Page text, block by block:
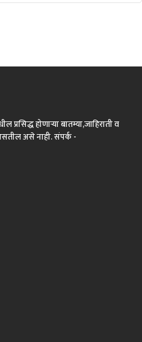
प्रसिद्ध होणाऱ्या बातम्या,जाहिराती व
असे नाही. संपर्क -